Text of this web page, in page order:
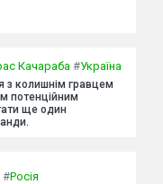
Качараба #Україна
з колишнім гравцем
потенційним
ще один
#Росія